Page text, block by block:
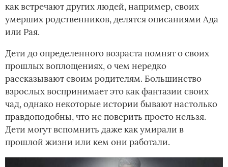
как встречают других людей, например, своих
умерших родственников, делятся описаниями Ада
или Рая.
Дети до определенного возраста помнят о своих
прошлых воплощениях, о чем нередко
рассказывают своим родителям. Большинство
взрослых воспринимает это как фантазии своих
чад, однако некоторые истории бывают настолько
правдоподобны, что не поверить просто нельзя.
Дети могут вспомнить даже как умирали в
прошлой жизни или кем они работали.